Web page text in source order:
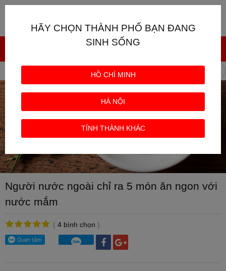
Tin tức về nước mắm Hạnh Phúc 60 độ đạm
Người nước ngoài chỉ ra 5 món ăn ngon với
nước mắm
( 4 bình chọn )
HÃY CHỌN THÀNH PHỐ BẠN ĐANG
SINH SỐNG
HỒ CHÍ MINH
HÀ NỘI
TỈNH THÀNH KHÁC